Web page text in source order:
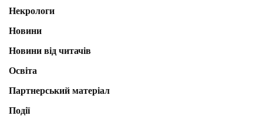
Некрологи
Новини
Новини від читачів
Освіта
Партнерський матеріал
Події